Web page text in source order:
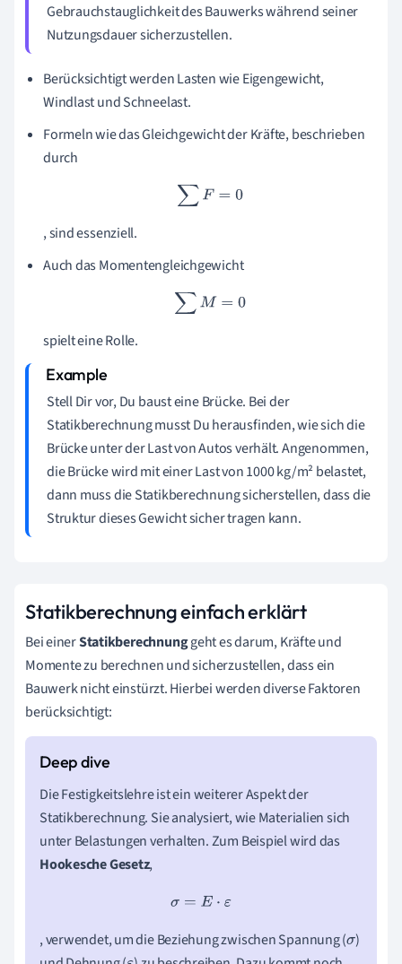
Gebrauchstauglichkeit des Bauwerks während seiner
Nutzungsdauer sicherzustellen.
Berücksichtigt werden Lasten wie Eigengewicht,
Windlast und Schneelast.
Formeln wie das Gleichgewicht der Kräfte, beschrieben
durch
∑F= 0
, sind essenziell.
Auch das Momentengleichgewicht
∑M= 0
spielt eine Rolle.
Stell Dir vor, Du baust eine Brücke. Bei der
Statikberechnung musst Du herausfinden, wie sich die
Brücke unter der Last von Autos verhält. Angenommen,
die Brücke wird mit einer Last von 1000 kg/m² belastet,
dann muss die Statikberechnung sicherstellen, dass die
Struktur dieses Gewicht sicher tragen kann.
Statikberechnung einfach erklärt
Bei einerStatikberechnunggeht es darum, Kräfte und
Momente zu berechnen und sicherzustellen, dass ein
Bauwerk nicht einstürzt. Hierbei werden diverse Faktoren
berücksichtigt:
Die Festigkeitslehre ist ein weiterer Aspekt der
Statikberechnung. Sie analysiert, wie Materialien sich
unter Belastungen verhalten. Zum Beispiel wird das
Hookesche Gesetz,
σ= E⋅ε
, verwendet, um die Beziehung zwischen Spannung (σ)